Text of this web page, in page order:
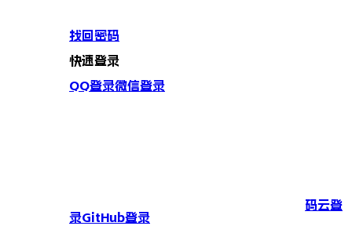
找回密码
快速登录
QQ登录微信登录
码云登
录GitHub登录